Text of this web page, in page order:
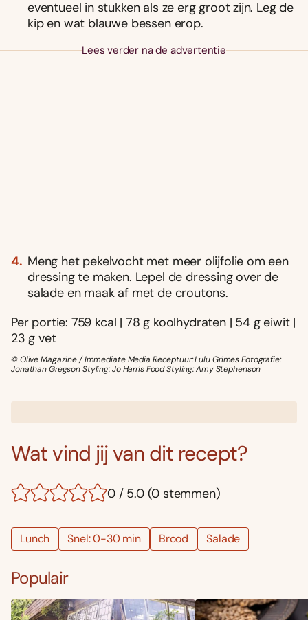
eventueel in stukken als ze erg groot zijn. Leg de
kip en wat blauwe bessen erop.
Lees verder na de advertentie
Meng het pekelvocht met meer olijfolie om een
dressing te maken. Lepel de dressing over de
salade en maak af met de croutons.
Per portie: 759 kcal | 78 g koolhydraten | 54 g eiwit |
23 g vet
© Olive Magazine / Immediate Media Receptuur: Lulu Grimes Fotografie:
Jonathan Gregson Styling: Jo Harris Food Styling: Amy Stephenson
Wat vind jij van dit recept?
0 / 5.0 (0 stemmen)
Lunch Snel: 0-30 min Brood Salade
Populair